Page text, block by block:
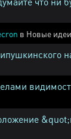
в Новые идеи